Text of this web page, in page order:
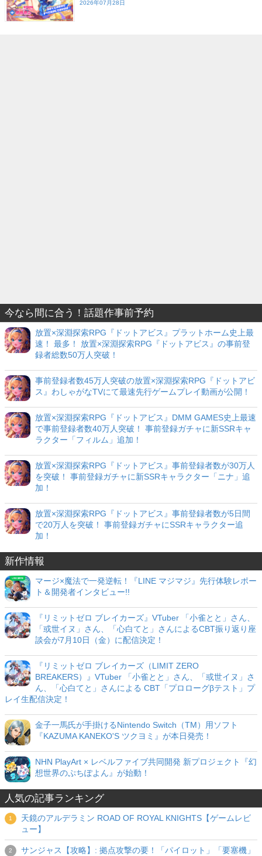
2026年07月28日
今なら間に合う！話題作事前予約
放置×深淵探索RPG『ドットアビス』プラットホーム史上最
速！ 最多！ 放置×深淵探索RPG『ドットアビス』の事前登
録者総数50万人突破！
事前登録者数45万人突破の放置×深淵探索RPG『ドットアビ
ス』わしゃがなTVにて最速先行ゲームプレイ動画が公開！
放置×深淵探索RPG『ドットアビス』DMM GAMES史上最速
で事前登録者数40万人突破！ 事前登録ガチャに新SSRキャ
ラクター「フィルム」追加！
放置×深淵探索RPG『ドットアビス』事前登録者数が30万人
を突破！ 事前登録ガチャに新SSRキャラクター「ニナ」追
加！
放置×深淵探索RPG『ドットアビス』事前登録者数が5日間
で20万人を突破！ 事前登録ガチャにSSRキャラクター追
加！
新作情報
マージ×魔法で一発逆転！『LINE マジマジ』先行体験レポー
ト＆開発者インタビュー!!
『リミットゼロ ブレイカーズ』VTuber 「小雀とと」さん、
「或世イヌ」さん、「心白てと」さんによるCBT振り返り座
談会が7月10日（金）に配信決定！
『リミットゼロ ブレイカーズ（LIMIT ZERO
BREAKERS）』VTuber 「小雀とと」さん、「或世イヌ」さ
ん、「心白てと」さんによる CBT「プロローグβテスト」プ
レイ生配信決定！
金子一馬氏が手掛けるNintendo Switch（TM）用ソフト
『KAZUMA KANEKO'S ツクヨミ』が本日発売！
NHN PlayArt × レベルファイブ共同開発 新プロジェクト『幻
想世界のぷちぽよん』が始動！
人気の記事ランキング
天鏡のアルデラミン ROAD OF ROYAL KNIGHTS【ゲームレビ
ュー】
サンジャス【攻略】: 拠点攻撃の要！「パイロット」「要塞機」